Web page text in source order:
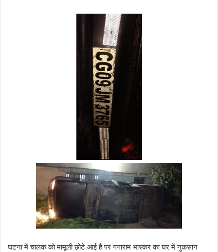
घटना में चालक को मामूली छोटे आई है पर गंगाराम भास्कर का घर में नुकसान